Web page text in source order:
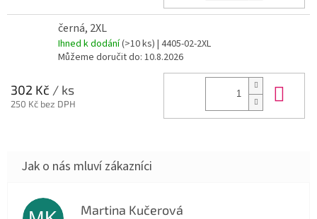
černá, 2XL
Ihned k dodání(>10 ks) | 4405-02-2XL
Můžeme doručit do: 10.8.2026
302 Kč / ks
250 Kč bez DPH
Martina Kučerová